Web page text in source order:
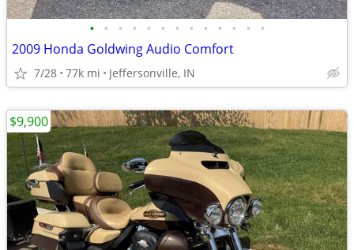
• • • • • • • • • • • • •
2009 Honda Goldwing Audio Comfort
7/28 77k mi Jeffersonville, IN
$9,900